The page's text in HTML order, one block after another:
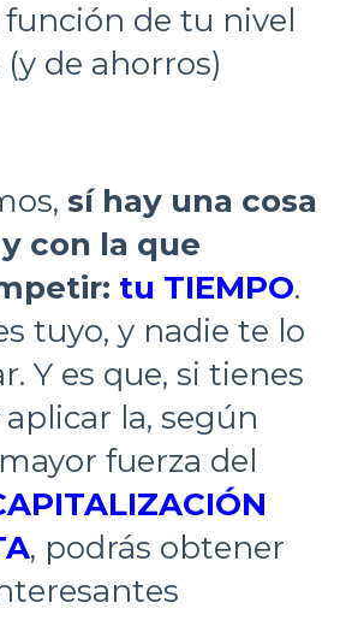
de tu nivel
de ahorros)
sí hay una cosa
con la que
tu TIEMPO.
tuyo, y nadie te lo
Y es que, si tienes
la, según
fuerza del
, podrás obtener